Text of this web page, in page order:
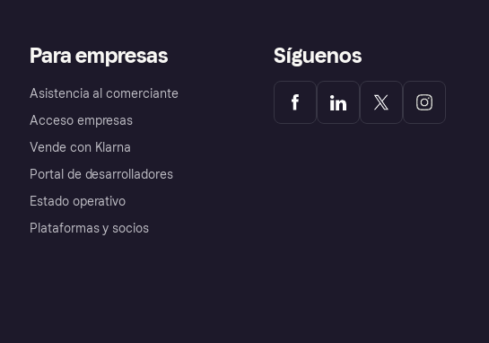
Para empresas
Asistencia al comerciante
Acceso empresas
Vende con Klarna
Portal de desarrolladores
Estado operativo
Plataformas y socios
Síguenos